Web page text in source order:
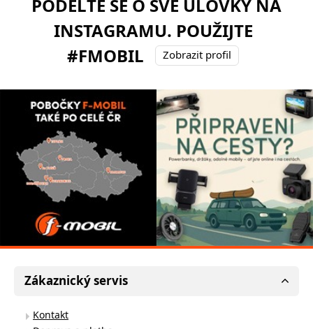
PODĚLTE SE O SVÉ ÚLOVKY NA
INSTAGRAMU. POUŽIJTE
#FMOBIL
Zobrazit profil
Zákaznický servis
Kontakt